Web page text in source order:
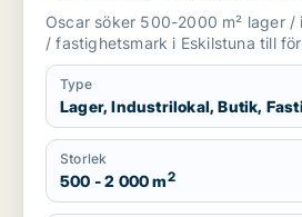
Oscar söker 500-2000 m² lager
/ fastighetsmark i Eskilstuna till
Type
Lager, Industrilokal, Butik,
Storlek
500 - 2 000 m2